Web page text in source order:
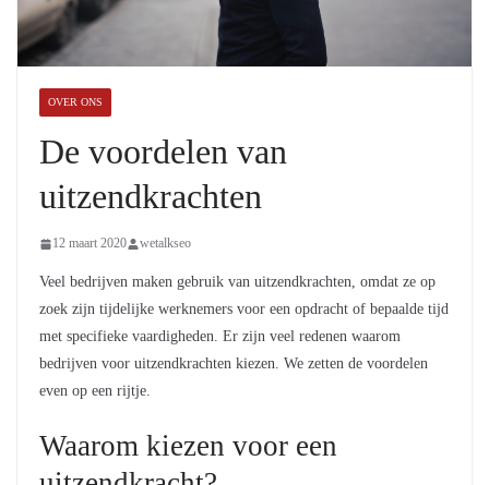
OVER ONS
De voordelen van
uitzendkrachten
12 maart 2020 wetalkseo
Veel bedrijven maken gebruik van uitzendkrachten, omdat ze op
zoek zijn tijdelijke werknemers voor een opdracht of bepaalde tijd
met specifieke vaardigheden. Er zijn veel redenen waarom
bedrijven voor uitzendkrachten kiezen. We zetten de voordelen
even op een rijtje.
Waarom kiezen voor een